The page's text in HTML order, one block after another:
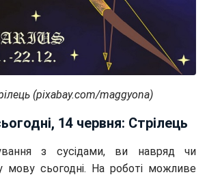
(pixabay.com/maggyona)
14 червня: Стрілець
з сусідами, ви навряд чи
мову сьогодні. На роботі можливе